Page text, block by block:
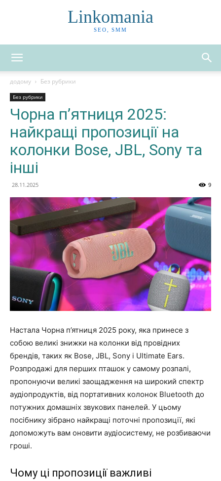
Linkomania
SEO, SMM
додому Без рубрики
Без рубрики
Чорна п’ятниця 2025:
найкращі пропозиції на
колонки Bose, JBL, Sony та
інші
28.11.2025 9
Настала Чорна п’ятниця 2025 року, яка принесе з
собою великі знижки на колонки від провідних
брендів, таких як Bose, JBL, Sony і Ultimate Ears.
Розпродажі для перших пташок у самому розпалі,
пропонуючи великі заощадження на широкий спектр
аудіопродуктів, від портативних колонок Bluetooth до
потужних домашніх звукових панелей. У цьому
посібнику зібрано найкращі поточні пропозиції, які
допоможуть вам оновити аудіосистему, не розбиваючи
гроші.
Чому ці пропозиції важливі